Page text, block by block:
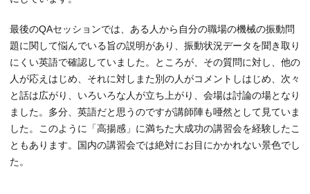
最後のQAセッションでは、ある人から自分の職場の機械の振動問
題に関して悩んでいる旨の説明があり、振動状況データを聞き取り
にくい英語で確認していました。ところが、その質問に対し、他の
人が応えはじめ、それに対しまた別の人がコメントしはじめ、次々
と話は広がり、いろいろな人が立ち上がり、会場は討論の場となり
ました。多分、英語だと思うのですが講師陣も唖然として見ていま
した。このように「高揚感」に満ちた大成功の講習会を経験したこ
ともあります。国内の講習会では絶対にお目にかかれない景色でし
た。